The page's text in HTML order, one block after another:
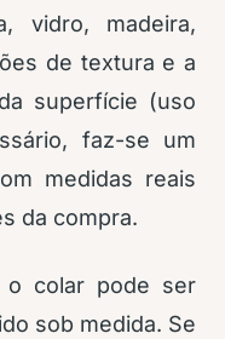
vidro, madeira,
de textura e a
superfície (uso
faz-se um
medidas reais
da compra.
o colar pode ser
sob medida. Se